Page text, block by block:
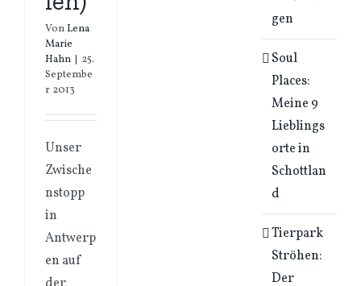
VonLena
Marie
Hahn | 25.
Septembe
r 2013
Unser
Zwische
nstopp
in
Antwerp
en auf
gen
Soul
Places:
Meine 9
Lieblings
orte in
Schottlan
d
Tierpark
Ströhen:
Der